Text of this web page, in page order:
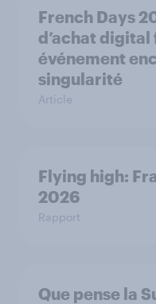
French Days
d’achat
événement
singularité
Article
Flying high:
2026
Rapport
Que pense la